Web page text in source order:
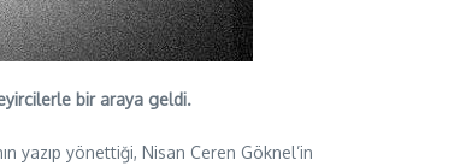
bir araya geldi.
yazıp yönettiği, Nisan Ceren Göknel’in